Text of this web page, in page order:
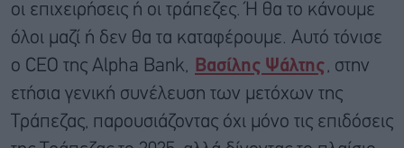
οι επιχειρήσεις ή οι τράπεζες. Ή θα το κάνουμε
όλοι μαζί ή δεν θα τα καταφέρουμε. Αυτό τόνισε
ο CEO της Alpha Bank,
Βασίλης Ψάλτης, στην
ετήσια γενική συνέλευση των μετόχων της
Τράπεζας, παρουσιάζοντας όχι μόνο τις επιδόσεις